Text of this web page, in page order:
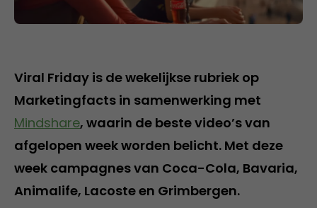
Viral Friday is de wekelijkse rubriek op
Marketingfacts in samenwerking met
Mindshare, waarin de beste video’s van
afgelopen week worden belicht. Met deze
week campagnes van Coca-Cola, Bavaria,
Animalife, Lacoste en Grimbergen.